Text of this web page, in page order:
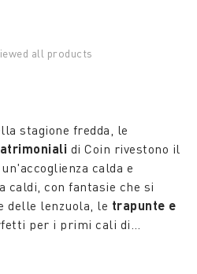
all products
stagione fredda, le
di Coin rivestono il
calda e
caldi, con fantasie che si
delle lenzuola, le trapunte e
per i primi cali di
anche
la combinazione di una